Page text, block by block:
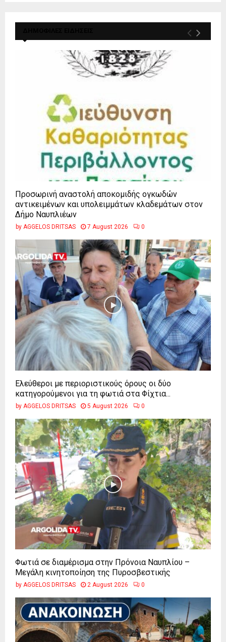
Προσωρινή αναστολή αποκομιδής ογκωδών
αντικειμένων και υπολειμμάτων κλαδεμάτων στον
Δήμο Ναυπλιέων
by AGGELOS DRITSAS 7 August 2026 0
Ελεύθεροι με περιοριστικούς όρους οι δύο
κατηγορούμενοι για τη φωτιά στα Φίχτια...
by AGGELOS DRITSAS 5 August 2026 0
Φωτιά σε διαμέρισμα στην Πρόνοια Ναυπλίου –
Μεγάλη κινητοποίηση της Πυροσβεστικής
by AGGELOS DRITSAS 2 August 2026 0